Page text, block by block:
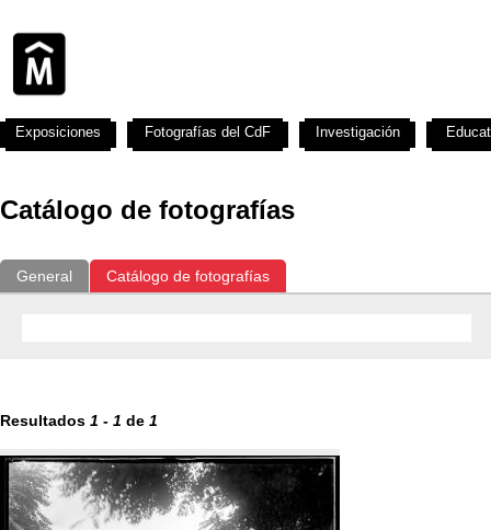
Catálogo de fotografías
General Catálogo de fotografías
Resultados 1 - 1 de 1
Exposiciones Fotografías del CdF Investigación